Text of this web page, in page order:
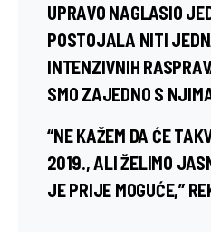
UPRAVO NAGLASIO
POSTOJALA NITI
INTENZIVNIH
SMO ZAJEDNO S
“NE KAŽEM DA ĆE
2019., ALI ŽELIMO
JE PRIJE MOGUĆE,”